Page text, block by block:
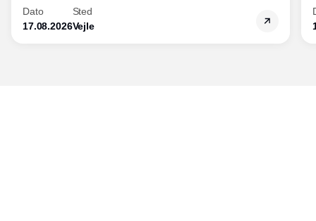
fødevarestandardens integration med andre
standarder.
Dato
17.08.2026
Sted
Vejle